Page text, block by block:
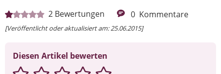
2 Bewertungen 0 Kommentare
[Veröffentlicht oder aktualisiert am: 25.06.2015]
Diesen Artikel bewerten
Ihre Nachricht